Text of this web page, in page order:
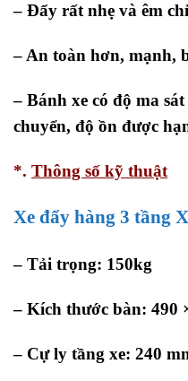
– Đẩy rất nhẹ và êm
– An toàn hơn, mạnh,
– Bánh xe có độ ma
chuyển, độ ồn được
*. Thông số kỹ thuật
Xe đẩy hàng 3 tầng
– Tải trọng: 150kg
– Kích thước bàn: 490
– Cự ly tầng xe: 240